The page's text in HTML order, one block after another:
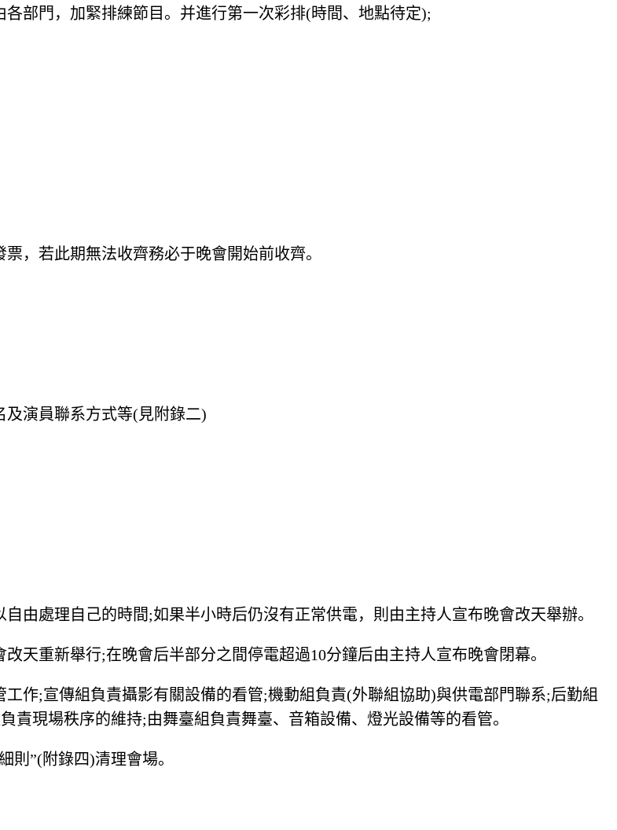
部門，加緊排練節目。并進行第一次彩排(時間、地點待定);
，若此期無法收齊務必于晚會開始前收齊。
演員聯系方式等(見附錄二)
由處理自己的時間;如果半小時后仍沒有正常供電，則由主持人宣布晚會改天舉辦。
天重新舉行;在晚會后半部分之間停電超過10分鐘后由主持人宣布晚會閉幕。
作;宣傳組負責攝影有關設備的看管;機動組負責(外聯組協助)與供電部門聯系;后勤組
現場秩序的維持;由舞臺組負責舞臺、音箱設備、燈光設備等的看管。
”(附錄四)清理會場。